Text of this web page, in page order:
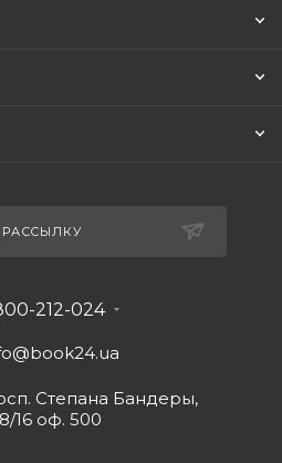
212-024
Степана Бандеры,
8/16 оф. 500